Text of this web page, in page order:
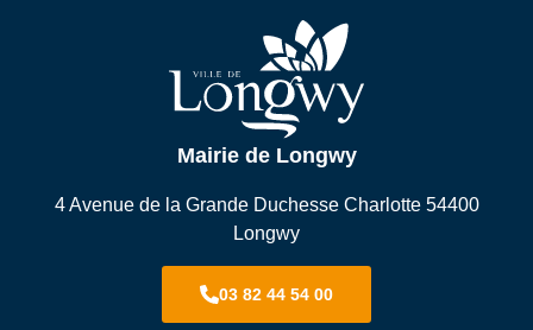
Mairie de Longwy
4 Avenue de la Grande Duchesse Charlotte 54400
Longwy
03 82 44 54 00